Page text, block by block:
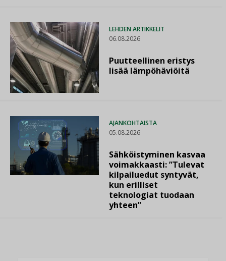
LEHDEN ARTIKKELIT
06.08.2026
Puutteellinen eristys
lisää lämpöhäviöitä
AJANKOHTAISTA
05.08.2026
Sähköistyminen kasvaa
voimakkaasti: ”Tulevat
kilpailuedut syntyvät,
kun erilliset
teknologiat tuodaan
yhteen”